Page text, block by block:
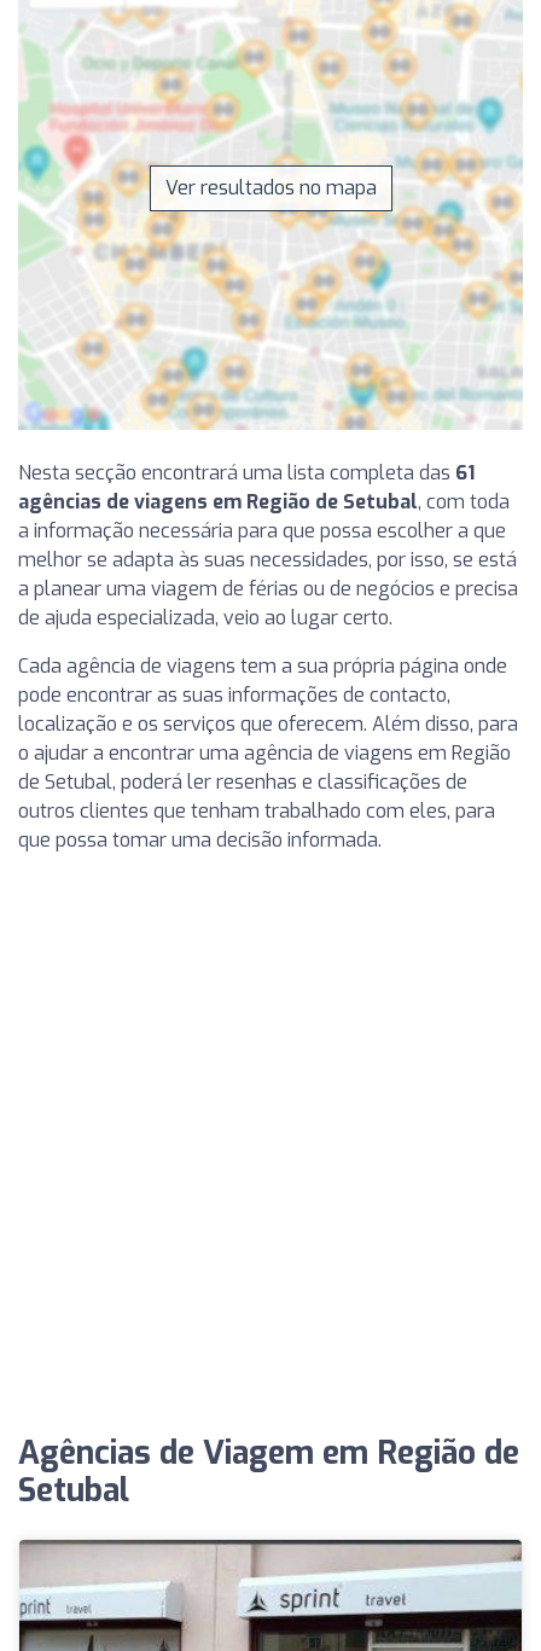
Ver resultados no mapa
Nesta secção encontrará uma lista completa das 61
agências de viagens em Região de Setubal, com toda
a informação necessária para que possa escolher a que
melhor se adapta às suas necessidades, por isso, se está
a planear uma viagem de férias ou de negócios e precisa
de ajuda especializada, veio ao lugar certo.
Cada agência de viagens tem a sua própria página onde
pode encontrar as suas informações de contacto,
localização e os serviços que oferecem. Além disso, para
o ajudar a encontrar uma agência de viagens em Região
de Setubal, poderá ler resenhas e classificações de
outros clientes que tenham trabalhado com eles, para
que possa tomar uma decisão informada.
Agências de Viagem em Região de
Setubal